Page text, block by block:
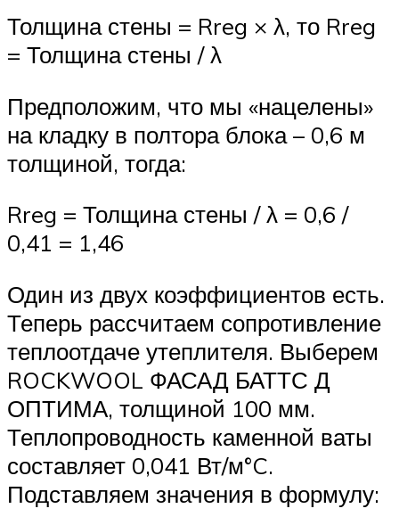
Толщина стены = Rreg × λ, то Rreg
= Толщина стены / λ
Предположим, что мы «нацелены»
на кладку в полтора блока – 0,6 м
толщиной, тогда:
Rreg = Толщина стены / λ = 0,6 /
0,41 = 1,46
Один из двух коэффициентов есть.
Теперь рассчитаем сопротивление
теплоотдаче утеплителя. Выберем
ROCKWOOL ФАСАД БАТТС Д
ОПТИМА, толщиной 100 мм.
Теплопроводность каменной ваты
составляет 0,041 Вт/м°C.
Подставляем значения в формулу: